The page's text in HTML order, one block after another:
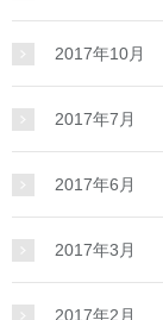
2017年10月
2017年7月
2017年6月
2017年3月
2017年2月